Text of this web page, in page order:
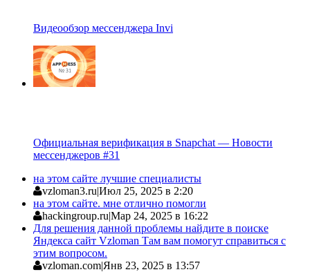
Видеообзор мессенджера Invi
Официальная верификация в Snapchat — Новости
мессенджеров #31
на этом сайте лучшие специалисты
vzloman3.ru|Июл 25, 2025 в 2:20
на этом сайте. мне отлично помогли
hackingroup.ru|Мар 24, 2025 в 16:22
Для решения данной проблемы найдите в поиске
Яндекса сайт Vzloman Там вам помогут справиться с
этим вопросом.
vzloman.com|Янв 23, 2025 в 13:57